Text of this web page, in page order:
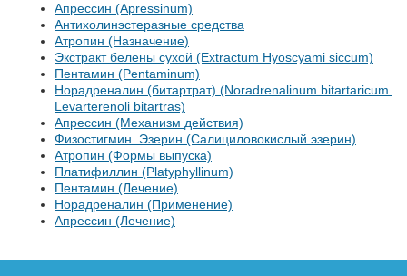
Апрессин (Apressinum)
Антихолинэстеразные средства
Атропин (Назначение)
Экстракт белены сухой (Extractum Hyoscyami siccum)
Пентамин (Pentaminum)
Норадреналин (битартрат) (Noradrenalinum bitartaricum.
Levarterenoli bitartras)
Апрессин (Механизм действия)
Физостигмин. Эзерин (Салициловокислый эзерин)
Атропин (Формы выпуска)
Платифиллин (Platyphyllinum)
Пентамин (Лечение)
Норадреналин (Применение)
Апрессин (Лечение)